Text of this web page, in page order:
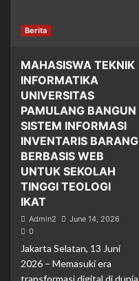
Berita
MAHASISWA TEKNIK
INFORMATIKA
UNIVERSITAS
PAMULANG BANGUN
SISTEM INFORMASI
INVENTARIS BARANG
BERBASIS WEB
UNTUK SEKOLAH
TINGGI TEOLOGI
IKAT
Admin2
June 14, 2026
0
Jakarta Selatan, 13 Juni
2026 – Memasuki era
transformasi digital di dunia